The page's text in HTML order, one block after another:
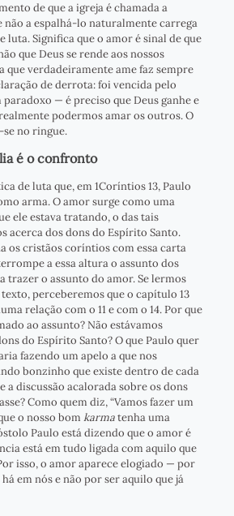
de que a igreja é chamada a
não a espalhá-lo naturalmente carrega
luta. Significa que o amor é sinal de que
que Deus se rende aos nossos
que verdadeiramente ame faz sempre
de derrota: foi vencida pelo
— é preciso que Deus ganhe e
podermos amar os outros. O
no ringue.
é o confronto
de luta que, em 1Coríntios 13, Paulo
arma. O amor surge como uma
ele estava tratando, o das tais
acerca dos dons do Espírito Santo.
os cristãos coríntios com essa carta
a essa altura o assunto dos
trazer o assunto do amor. Se lermos
perceberemos que o capítulo 13
relação com o 11 e com o 14. Por que
ao assunto? Não estávamos
do Espírito Santo? O que Paulo quer
fazendo um apelo a que nos
bonzinho que existe dentro de cada
a discussão acalorada sobre os dons
Como quem diz, “Vamos fazer um
o nosso bom karmatenha uma
Paulo está dizendo que o amor é
está em tudo ligada com aquilo que
isso, o amor aparece elogiado — por
em nós e não por ser aquilo que já